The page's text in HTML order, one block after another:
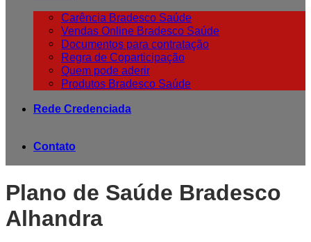
Carência Bradesco Saúde
Vendas Online Bradesco Saúde
Documentos para contratação
Regra de Coparticipação
Quem pode aderir
Produtos Bradesco Saúde
Rede Credenciada
Contato
Plano de Saúde Bradesco
Alhandra